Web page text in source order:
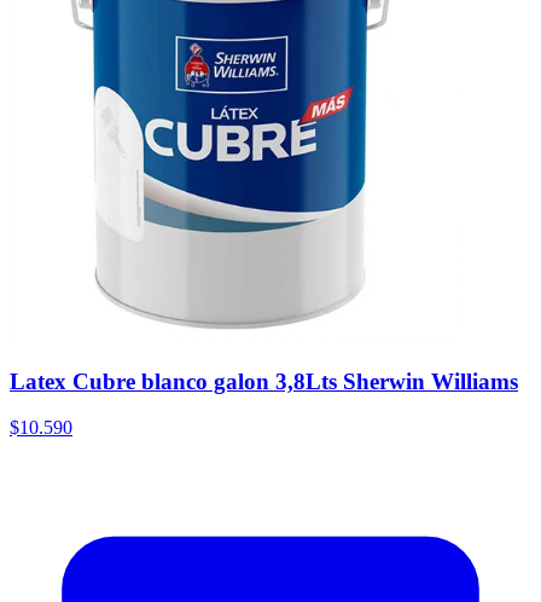
Latex Cubre blanco galon 3,8Lts Sherwin Williams
$10.590